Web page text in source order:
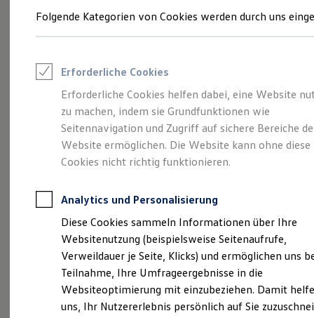
Junge Gebrauchtwagen und Gebrauchtwagen
Saisonangebote
Leasing
Leasing-Angebote
Gebrauchtwagen Leasing
Junge Gebrauchtwagen-Leasing
Elektroauto Leasing
Kleinwagen-Leasing
Leasing ohne Anzahlung
Autokredit mit Schlussrate
Versicherungen und Garantien
Kfz-Versicherung
Restschuldversicherungen
Garantien
Wartungsverträge
Geschäftskunden
Professional Class bei Volkswagen
Großkunden
Behörden
Die Historie der
Autohaus Weeber
Gruppe
(Impressum & Rechtliches)
Autohaus Weeber -ein
Folgende Kategorien von Cookies werden durch uns
Erforderliche Cookies
Erforderliche Cookies helfen dabei, eine Website
zu machen, indem sie Grundfunktionen wie
Seitennavigation und Zugriff auf sichere Bereiche
Website ermöglichen. Die Website kann ohne diese
Cookies nicht richtig funktionieren.
Analytics und Personalisierung
Diese Cookies sammeln Informationen über Ihre
Websitenutzung (beispielsweise Seitenaufrufe,
Verweildauer je Seite, Klicks) und ermöglichen uns
Teilnahme, Ihre Umfrageergebnisse in die
Websiteoptimierung mit einzubeziehen. Damit
uns, Ihr Nutzererlebnis persönlich auf Sie